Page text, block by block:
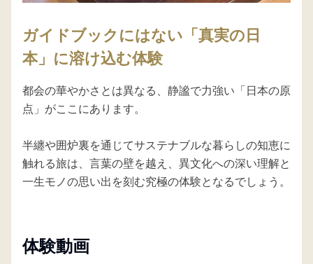
ガイドブックにはない「真実の日
本」に溶け込む体験
都会の華やかさとは異なる、静謐で力強い「日本の原
点」がここにあります。
半纏や囲炉裏を通じてサステナブルな暮らしの知恵に
触れる旅は、言葉の壁を越え、異文化への深い理解と
一生モノの思い出を刻む究極の体験となるでしょう。
体験動画